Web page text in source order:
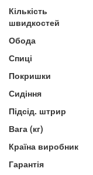
Кількість
швидкостей
Обода
Спиці
Покришки
Сидіння
Підсід. штрир
Вага (кг)
Країна виробник
Гарантія